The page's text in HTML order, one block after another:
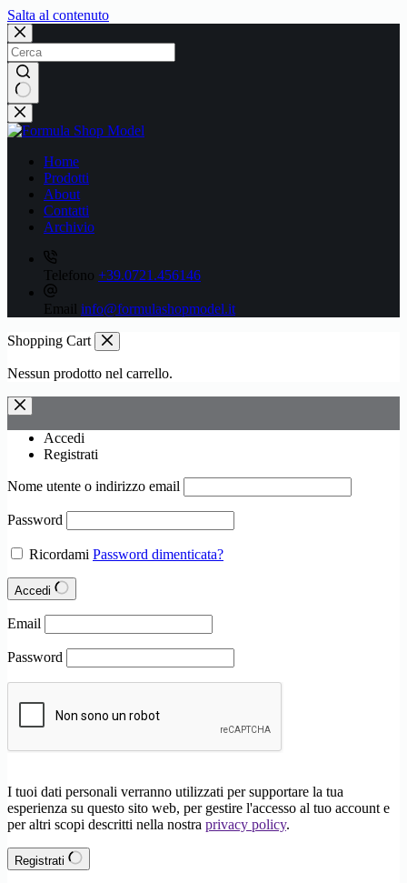
Salta al contenuto
Nessun
risultato
Home
Prodotti
About
Contatti
Archivio
Telefono +39.0721.456146
Email info@formulashopmodel.it
Shopping Cart
Nessun prodotto nel carrello.
Accedi
Registrati
Nome utente o indirizzo email
Password
Ricordami Password dimenticata?
Accedi
Email
Password
I tuoi dati personali verranno utilizzati per supportare la tua
esperienza su questo sito web, per gestire l'accesso al tuo account e
per altri scopi descritti nella nostra privacy policy.
Registrati